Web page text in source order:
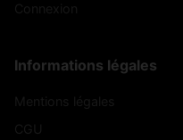
Informations légales